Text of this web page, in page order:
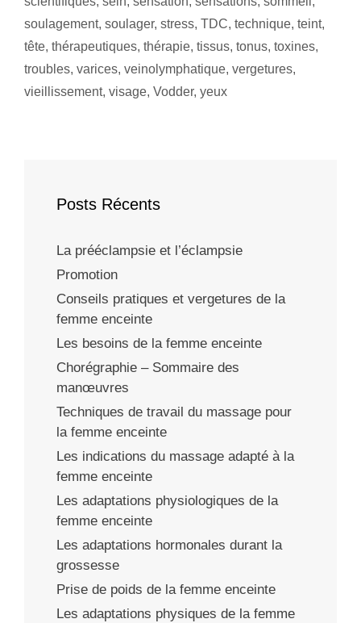
soulagement, soulager, stress, TDC, technique, teint,
tête, thérapeutiques, thérapie, tissus, tonus, toxines,
troubles, varices, veinolymphatique, vergetures,
vieillissement, visage, Vodder, yeux
Posts Récents
La prééclampsie et l’éclampsie
Promotion
Conseils pratiques et vergetures de la
femme enceinte
Les besoins de la femme enceinte
Chorégraphie – Sommaire des
manœuvres
Techniques de travail du massage pour
la femme enceinte
Les indications du massage adapté à la
femme enceinte
Les adaptations physiologiques de la
femme enceinte
Les adaptations hormonales durant la
grossesse
Prise de poids de la femme enceinte
Les adaptations physiques de la femme